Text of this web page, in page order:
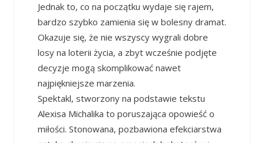
Jednak to, co na początku wydaje się rajem,
bardzo szybko zamienia się w bolesny dramat.
Okazuje się, że nie wszyscy wygrali dobre
losy na loterii życia, a zbyt wcześnie podjęte
decyzje mogą skomplikować nawet
najpiękniejsze marzenia.
Spektakl, stworzony na podstawie tekstu
Alexisa Michalika to poruszająca opowieść o
miłości. Stonowana, pozbawiona efekciarstwa